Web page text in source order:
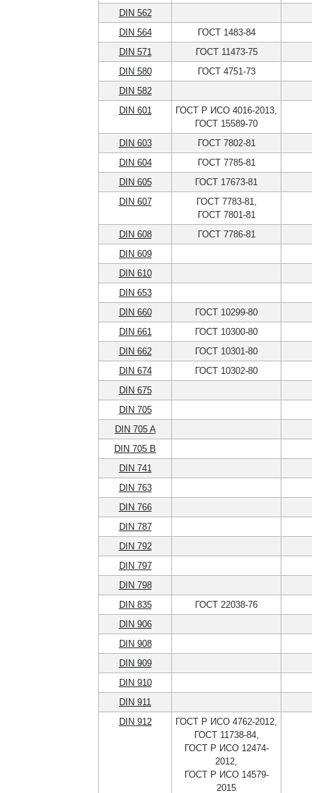
DIN 562
DIN 564
ГОСТ 1483-84
DIN 571
ГОСТ 11473-75
DIN 580
ГОСТ 4751-73
DIN 582
DIN 601
ГОСТ Р ИСО 4016-2013,
ГОСТ 15589-70
DIN 603
ГОСТ 7802-81
DIN 604
ГОСТ 7785-81
DIN 605
ГОСТ 17673-81
DIN 607
ГОСТ 7783-81,
ГОСТ 7801-81
DIN 608
ГОСТ 7786-81
DIN 609
DIN 610
DIN 653
DIN 660
ГОСТ 10299-80
DIN 661
ГОСТ 10300-80
DIN 662
ГОСТ 10301-80
DIN 674
ГОСТ 10302-80
DIN 675
DIN 705
DIN 705 A
DIN 705 B
DIN 741
DIN 763
DIN 766
DIN 787
DIN 792
DIN 797
DIN 798
DIN 835
ГОСТ 22038-76
DIN 906
DIN 908
DIN 909
DIN 910
DIN 911
DIN 912
ГОСТ Р ИСО 4762-2012,
ГОСТ 11738-84,
ГОСТ Р ИСО 12474-
2012,
ГОСТ Р ИСО 14579-
2015